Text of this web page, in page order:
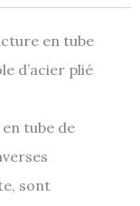
en tube
d’acier plié
tube de
sont